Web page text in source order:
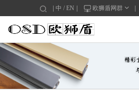
中 / EN 欧狮盾网群